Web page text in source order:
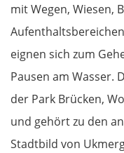
mit Wegen, Wiesen,
eignen sich zum
Pausen am Wasser.
der Park Brücken,
und gehört zu den
Stadtbild von